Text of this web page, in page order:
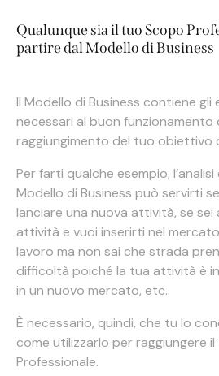
Qualunque sia il tuo Scopo
partire dal Modello di Business
Il Modello di Business contiene gli
necessari al buon
raggiungimento del tuo obiettivo
Per farti qualche esempio, l’analisi
Modello di Business può servirti
lanciare una nuova attività, se sei
attività e vuoi inserirti nel
lavoro ma non sai che strada
difficoltà poiché la tua attività è
in un nuovo mercato, etc..
È necessario, quindi, che tu lo
come utilizzarlo per raggiungere
Professionale.